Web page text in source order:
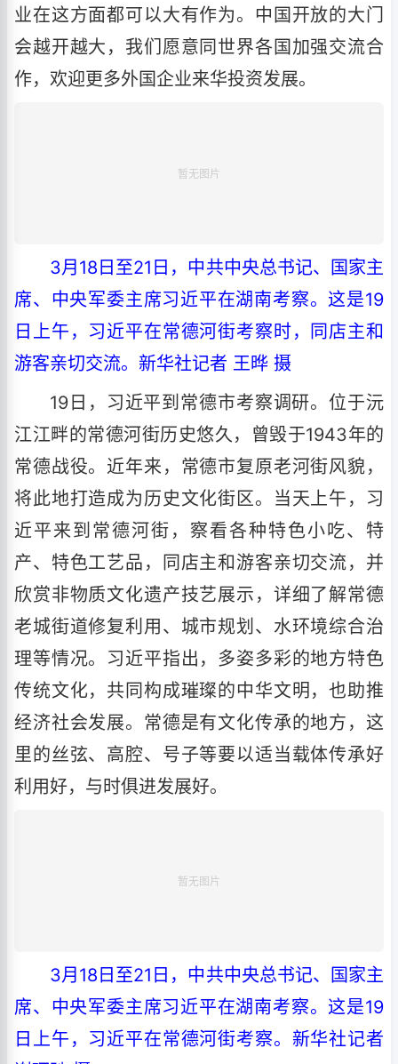
业在这方面都可以大有作为。中国开放的大门
会越开越大，我们愿意同世界各国加强交流合
作，欢迎更多外国企业来华投资发展。
3月18日至21日，中共中央总书记、国家主
席、中央军委主席习近平在湖南考察。这是19
日上午，习近平在常德河街考察时，同店主和
游客亲切交流。新华社记者 王晔 摄
19日，习近平到常德市考察调研。位于沅
江江畔的常德河街历史悠久，曾毁于1943年的
常德战役。近年来，常德市复原老河街风貌，
将此地打造成为历史文化街区。当天上午，习
近平来到常德河街，察看各种特色小吃、特
产、特色工艺品，同店主和游客亲切交流，并
欣赏非物质文化遗产技艺展示，详细了解常德
老城街道修复利用、城市规划、水环境综合治
理等情况。习近平指出，多姿多彩的地方特色
传统文化，共同构成璀璨的中华文明，也助推
经济社会发展。常德是有文化传承的地方，这
里的丝弦、高腔、号子等要以适当载体传承好
利用好，与时俱进发展好。
3月18日至21日，中共中央总书记、国家主
席、中央军委主席习近平在湖南考察。这是19
日上午，习近平在常德河街考察。新华社记者